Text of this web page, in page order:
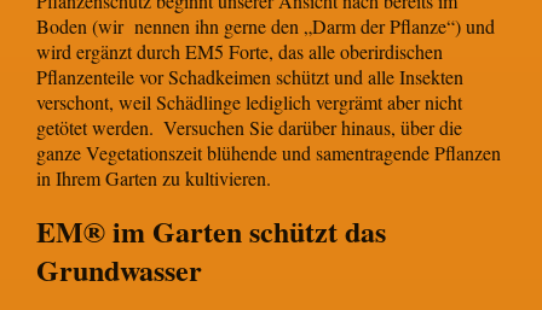
Boden (wir nennen ihn gerne den „Darm der Pflanze“) und
wird ergänzt durch EM5 Forte, das alle oberirdischen
Pflanzenteile vor Schadkeimen schützt und alle Insekten
verschont, weil Schädlinge lediglich vergrämt aber nicht
getötet werden. Versuchen Sie darüber hinaus, über die
ganze Vegetationszeit blühende und samentragende Pflanzen
in Ihrem Garten zu kultivieren.
EM® im Garten schützt das
Grundwasser